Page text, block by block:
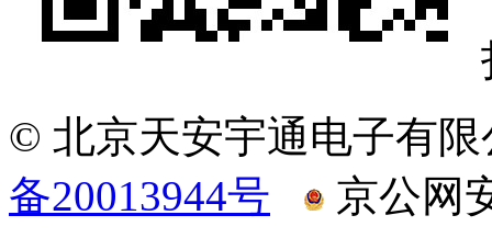
© 北京天安宇通电子有
备20013944号
京公网